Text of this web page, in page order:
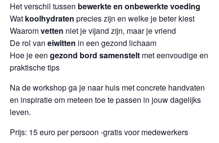
Het verschil tussen bewerkte en onbewerkte voeding
Wat koolhydraten precies zijn en welke je beter kiest
Waaromvetten niet je vijand zijn, maar je vriend
De rol van eiwitten in een gezond lichaam
Hoe je een gezond bord samenstelt met eenvoudige en
praktische tips
Na de workshop ga je naar huis met concrete handvaten
en inspiratie om meteen toe te passen in jouw dagelijks
leven.
Prijs: 15 euro per persoon -gratis voor medewerkers